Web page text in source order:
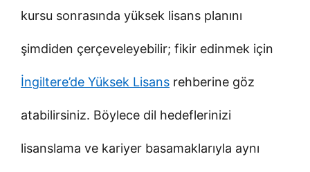
kursu sonrasında yüksek lisans planını
şimdiden çerçeveleyebilir; fikir edinmek için
İngiltere’de Yüksek Lisans rehberine göz
atabilirsiniz. Böylece dil hedeflerinizi
lisanslama ve kariyer basamaklarıyla aynı